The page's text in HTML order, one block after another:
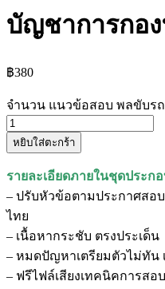
บัญชาการกอ
฿380
จำนวน แนวข้อสอบ พลขับร
หยิบใส่ตะกร้า
รายละเอียดภายในชุดประก
– ปรับหัวข้อตามประกาศสอ
ไทย
– เนื้อหากระชับ ตรงประเด็น
– หมดปัญหาเตรียมตัวไม่ทัน
– ฟรีไฟล์เสียงเทคนิคการส